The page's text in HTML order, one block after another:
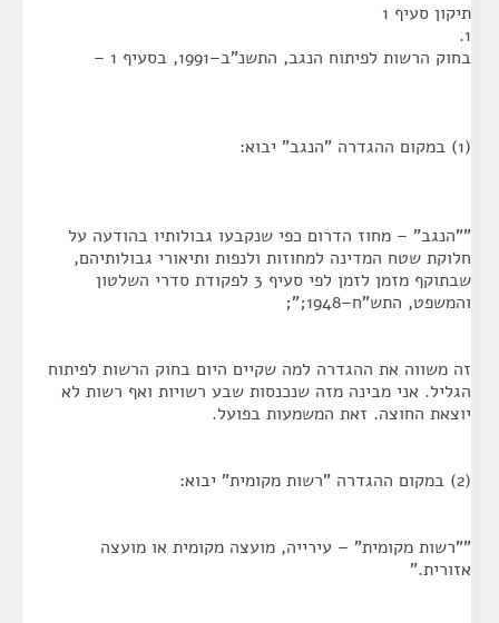
תיקון סעיף 1
1.
בחוק הרשות לפיתוח הנגב, התשנ"ב–1991, בסעיף 1 –
(1) במקום ההגדרה "הנגב" יבוא:
""הנגב" – מחוז הדרום כפי שנקבעו גבולותיו בהודעה על
חלוקת שטח המדינה למחוזות ולנפות ותיאורי גבולותיהם,
שבתוקף מזמן לזמן לפי סעיף 3 לפקודת סדרי השלטון
והמשפט, התש"ח–1948;";
זה משווה את ההגדרה למה שקיים היום בחוק הרשות לפיתוח
הגליל. אני מבינה מזה שנכנסות שבע רשויות ואף רשות לא
יוצאת החוצה. זאת המשמעות בפועל.
(2) במקום ההגדרה "רשות מקומית" יבוא:
""רשות מקומית" – עירייה, מועצה מקומית או מועצה
אזורית."